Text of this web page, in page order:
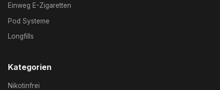
Einweg E-Zigaretten
Pod Systeme
Longfills
Kategorien
Nikotinfrei